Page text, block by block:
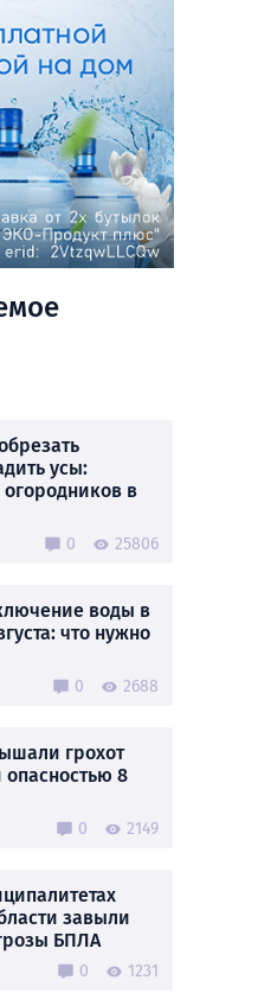
усы:
в
0 25806
воды в
что нужно
0 2688
грохот
опасностью 8
0 2149
завыли
БПЛА
0 1231